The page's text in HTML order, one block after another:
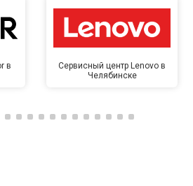
в
Сервисный центр Lenovo в
Челябинске